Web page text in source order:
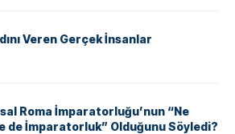
Veren Gerçek İnsanlar
Roma İmparatorluğu’nun “Ne
de İmparatorluk” Olduğunu Söyledi?